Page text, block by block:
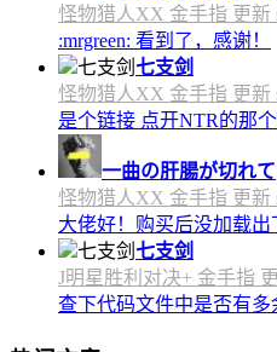
怪物猎人XX 金手指 更新
:mrgreen: 看到了，感谢！
七支剑
怪物猎人XX 金手指 更新
是个链接 点开NTR的那
一曲の肝腸が切れて
怪物猎人XX 金手指 更新
大佬好！购买后没加载出
七支剑
J明星胜利对决+ 金手指
查下代码文件中是否有多